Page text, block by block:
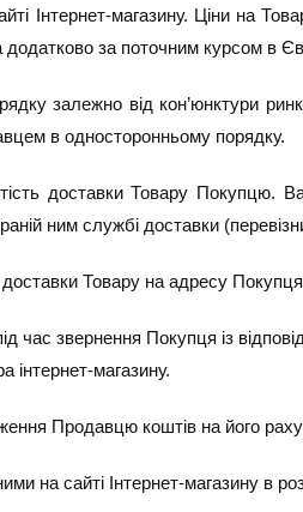
Інтернет-магазину. Ціни на
додатково за поточним курсом в
залежно від кон’юнктури
в односторонньому порядку.
доставки Товару Покупцю.
ним службі доставки
доставки Товару на адресу
час звернення Покупця із
інтернет-магазину.
Продавцю коштів на його
на сайті Інтернет-магазину в